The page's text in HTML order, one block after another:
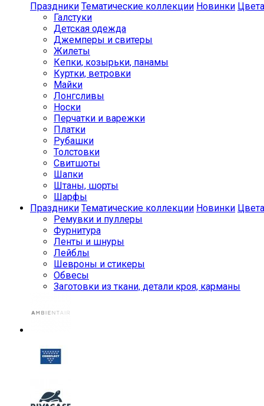
Праздники Тематические коллекции Новинки Цвета
Галстуки
Детская одежда
Джемперы и свитеры
Жилеты
Кепки, козырьки, панамы
Куртки, ветровки
Майки
Лонгсливы
Носки
Перчатки и варежки
Платки
Рубашки
Толстовки
Свитшоты
Шапки
Штаны, шорты
Шарфы
Праздники Тематические коллекции Новинки Цвета
Ремувки и пуллеры
Фурнитура
Ленты и шнуры
Лейблы
Шевроны и стикеры
Обвесы
Заготовки из ткани, детали кроя, карманы